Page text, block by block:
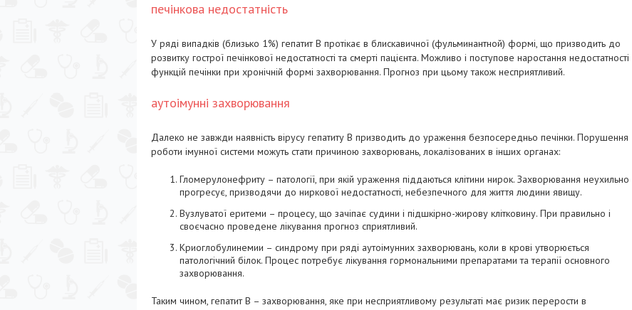
печінкова недостатність
У ряді випадків (близько 1%) гепатит В протікає в блискавичної (фульминантной) формі, що призводить до
розвитку гострої печінкової недостатності та смерті пацієнта. Можливо і поступове наростання недостатності
функцій печінки при хронічній формі захворювання. Прогноз при цьому також несприятливий.
аутоімунні захворювання
Далеко не завжди наявність вірусу гепатиту В призводить до ураження безпосередньо печінки. Порушення
роботи імунної системи можуть стати причиною захворювань, локалізованих в інших органах:
Гломерулонефриту – патології, при якій ураження піддаються клітини нирок. Захворювання неухильно
прогресує, призводячи до ниркової недостатності, небезпечного для життя людини явищу.
Вузлуватої еритеми – процесу, що зачіпає судини і підшкірно-жирову клітковину. При правильно і
своєчасно проведене лікування прогноз сприятливий.
Криоглобулинемии – синдрому при ряді аутоімунних захворювань, коли в крові утворюється
патологічний білок. Процес потребує лікування гормональними препаратами та терапії основного
захворювання.
Таким чином, гепатит В – захворювання, яке при несприятливому результаті має ризик перерости в